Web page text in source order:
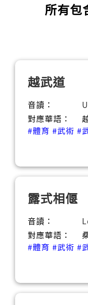
所有包
越武道
音讀：
對應華語：
#體育 #武術 #
露式相偃
音讀：
對應華語：
#體育 #武術 #